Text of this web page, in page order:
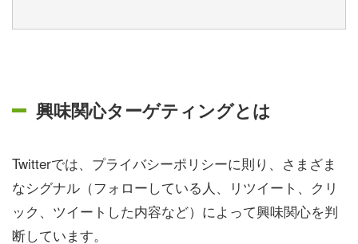
興味関心ターゲティングとは
Twitterでは、プライバシーポリシーに則り、さまざま
なシグナル（フォローしている人、リツイート、クリ
ック、ツイートした内容など）によって興味関心を判
断しています。